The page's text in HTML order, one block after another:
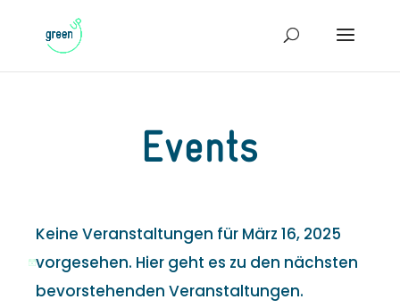
Events
Veranstaltungen
für
März
Hinweis
Keine Veranstaltungen für März 16, 2025
vorgesehen. Hier geht es zu den nächsten
bevorstehenden Veranstaltungen.